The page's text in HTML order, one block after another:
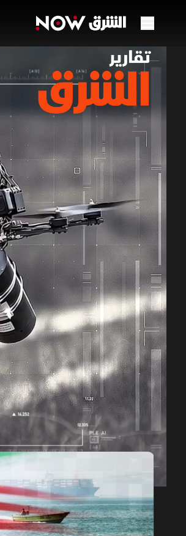
حلقات الموسم 2026